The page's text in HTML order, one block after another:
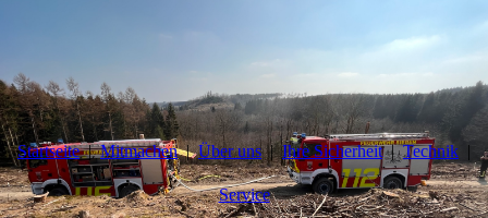
Startseite Mitmachen Über uns Ihre Sicherheit Technik
Service